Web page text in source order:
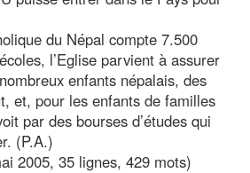
du Népal compte 7.500
l’Eglise parvient à assurer
enfants népalais, des
et, pour les enfants de familles
par des bourses d’études qui
(P.A.)
2005, 35 lignes, 429 mots)